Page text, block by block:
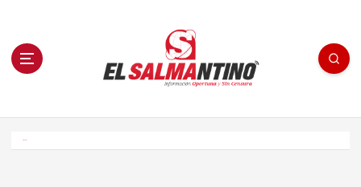
n El Salmantino - medios/noticias/editorial